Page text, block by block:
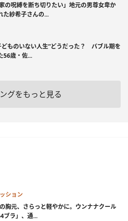
家の呪縛を断ち切りたい」地元の男尊女卑か
た紗希子さんの...
どものいない人生”どうだった？ バブル期を
56歳・佐...
グをもっと見る
ション
胸元、さらっと軽やかに。ウンナナクール
ブラ」、通...